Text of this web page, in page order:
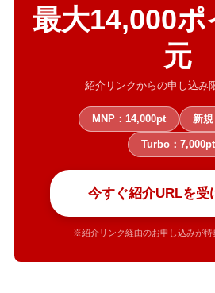
最大14,000
元
紹介リンクからの申し込み
MNP：14,000pt 新
Turbo：7,000pt
今すぐ紹介URLを
※紹介リンク経由のお申し込みが特